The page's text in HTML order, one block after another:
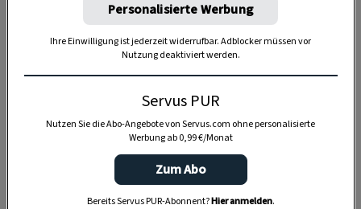
1:20 Stunden
13:20 Stunden
Personalisierte Werbung
Ihre Einwilligung ist jederzeit widerrufbar. Adblocker müssen vor
Nutzung deaktiviert werden.
Servus PUR
Nutzen Sie die Abo-Angebote von Servus.com ohne personalisierte
Werbung ab 0,99 €/Monat
Zum Abo
Bereits Servus PUR-Abonnent?Hier anmelden.